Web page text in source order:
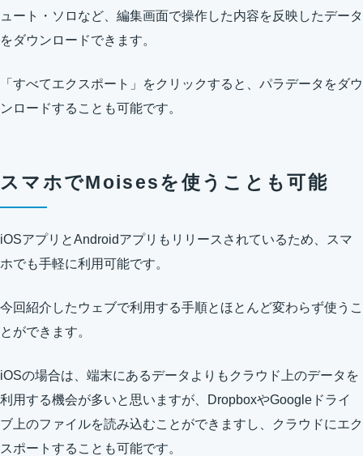
ュート・ソロなど、編集画面で操作した内容を反映したデータ
をダウンロードできます。
「すべてエクスポート」をクリックすると、パラデータをダウ
ンロードすることも可能です。
スマホでMoisesを使うことも可能
iOSアプリとAndroidアプリもリリースされているため、スマ
ホでも手軽に利用可能です。
今回紹介したウェブで利用する手順とほとんど変わらず使うこ
とができます。
iOSの場合は、端末にあるデータよりもクラウド上のデータを
利用する機会が多いと思いますが、DropboxやGoogleドライ
ブ上のファイルを読み込むことができますし、クラウドにエク
スポートすることも可能です。